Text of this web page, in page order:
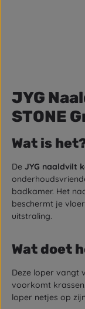
JYG
STONE
Wat is
De JYG naaldvilt
badkamer. Het
beschermt je
uitstraling.
Wat doet
Deze loper vangt
voorkomt
loper netjes op